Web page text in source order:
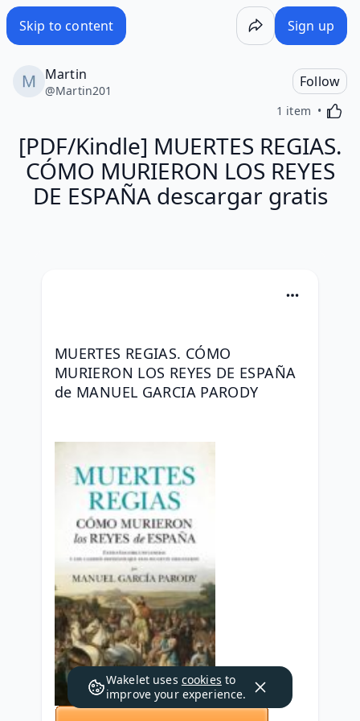
Skip to content Sign up
Martin
@Martin201
Follow
1 item
[PDF/Kindle] MUERTES REGIAS.
CÓMO MURIERON LOS REYES
DE ESPAÑA descargar gratis
MUERTES REGIAS. CÓMO
MURIERON LOS REYES DE ESPAÑA
de MANUEL GARCIA PARODY
Wakelet uses cookies to
improve your experience.